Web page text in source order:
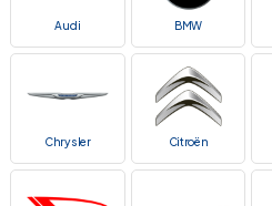
Audi BMW
Chrysler Citroën